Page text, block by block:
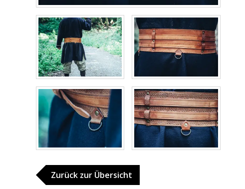
Zurück zur Übersicht